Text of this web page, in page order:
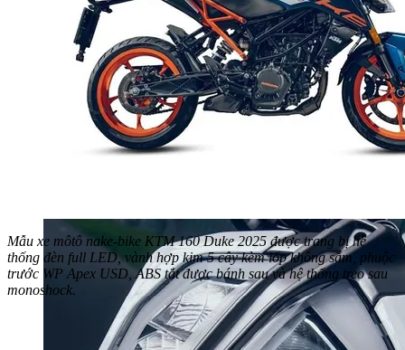
Mẫu xe môtô nake-bike KTM 160 Duke 2025 được trang bị hệ
thống đèn full LED, vành hợp kim 5 cây kèm lốp không săm, phuộc
trước WP Apex USD, ABS tắt được bánh sau và hệ thống treo sau
monoshock.